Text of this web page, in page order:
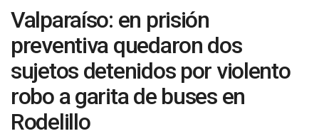
Valparaíso: en prisión
preventiva quedaron dos
sujetos detenidos por violento
robo a garita de buses en
Rodelillo